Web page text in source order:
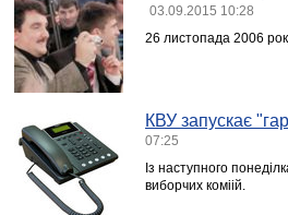
03.09.2015 10:28
26 листопада 2006
КВУ запускає
07:25
Із наступного
виборчих коміій.